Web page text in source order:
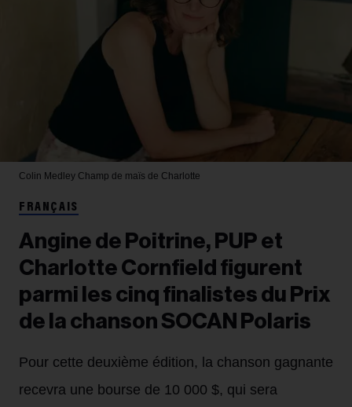
Colin Medley Champ de maïs de Charlotte
FRANÇAIS
Angine de Poitrine, PUP et
Charlotte Cornfield figurent
parmi les cinq finalistes du Prix
de la chanson SOCAN Polaris
Pour cette deuxième édition, la chanson gagnante
recevra une bourse de 10 000 $, qui sera